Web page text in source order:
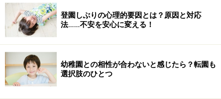
登園しぶりの心理的要因とは？原因と対応
法……不安を安心に変える！
幼稚園との相性が合わないと感じたら？転園も
選択肢のひとつ